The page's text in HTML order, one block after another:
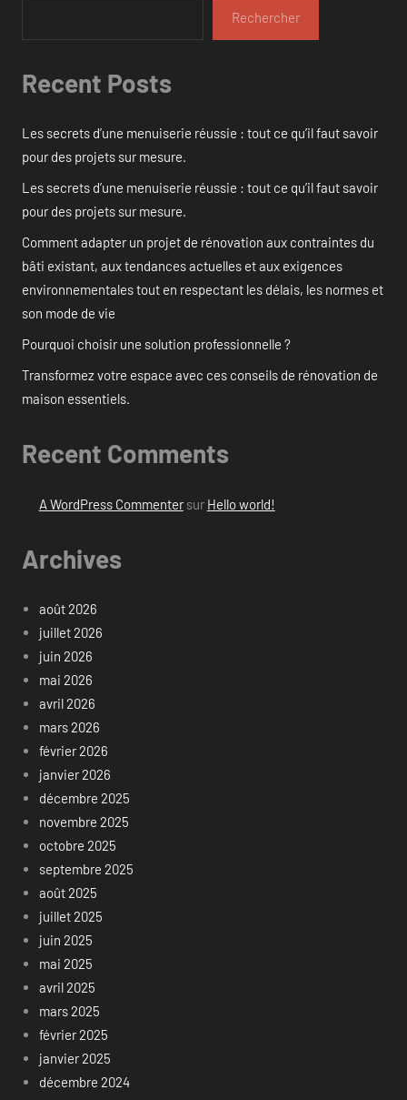
Rechercher
Recent Posts
Les secrets d’une menuiserie réussie : tout ce qu’il faut savoir
pour des projets sur mesure.
Les secrets d’une menuiserie réussie : tout ce qu’il faut savoir
pour des projets sur mesure.
Comment adapter un projet de rénovation aux contraintes du
bâti existant, aux tendances actuelles et aux exigences
environnementales tout en respectant les délais, les normes et
son mode de vie
Pourquoi choisir une solution professionnelle ?
Transformez votre espace avec ces conseils de rénovation de
maison essentiels.
Recent Comments
A WordPress Commentersur Hello world!
Archives
août 2026
juillet 2026
juin 2026
mai 2026
avril 2026
mars 2026
février 2026
janvier 2026
décembre 2025
novembre 2025
octobre 2025
septembre 2025
août 2025
juillet 2025
juin 2025
mai 2025
avril 2025
mars 2025
février 2025
janvier 2025
décembre 2024